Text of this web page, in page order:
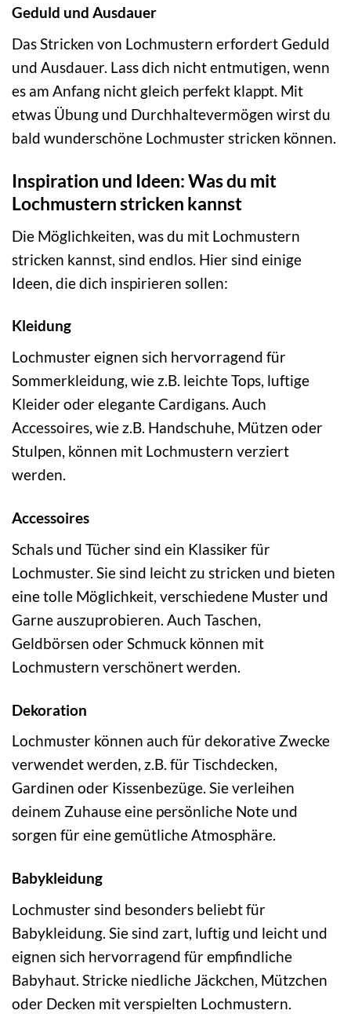
Geduld und Ausdauer
Das Stricken von Lochmustern erfordert Geduld
und Ausdauer. Lass dich nicht entmutigen, wenn
es am Anfang nicht gleich perfekt klappt. Mit
etwas Übung und Durchhaltevermögen wirst du
bald wunderschöne Lochmuster stricken können.
Inspiration und Ideen: Was du mit
Lochmustern stricken kannst
Die Möglichkeiten, was du mit Lochmustern
stricken kannst, sind endlos. Hier sind einige
Ideen, die dich inspirieren sollen:
Kleidung
Lochmuster eignen sich hervorragend für
Sommerkleidung, wie z.B. leichte Tops, luftige
Kleider oder elegante Cardigans. Auch
Accessoires, wie z.B. Handschuhe, Mützen oder
Stulpen, können mit Lochmustern verziert
werden.
Accessoires
Schals und Tücher sind ein Klassiker für
Lochmuster. Sie sind leicht zu stricken und bieten
eine tolle Möglichkeit, verschiedene Muster und
Garne auszuprobieren. Auch Taschen,
Geldbörsen oder Schmuck können mit
Lochmustern verschönert werden.
Dekoration
Lochmuster können auch für dekorative Zwecke
verwendet werden, z.B. für Tischdecken,
Gardinen oder Kissenbezüge. Sie verleihen
deinem Zuhause eine persönliche Note und
sorgen für eine gemütliche Atmosphäre.
Babykleidung
Lochmuster sind besonders beliebt für
Babykleidung. Sie sind zart, luftig und leicht und
eignen sich hervorragend für empfindliche
Babyhaut. Stricke niedliche Jäckchen, Mützchen
oder Decken mit verspielten Lochmustern.